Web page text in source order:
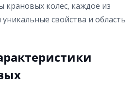
крановых колес, каждое из
свойства и область